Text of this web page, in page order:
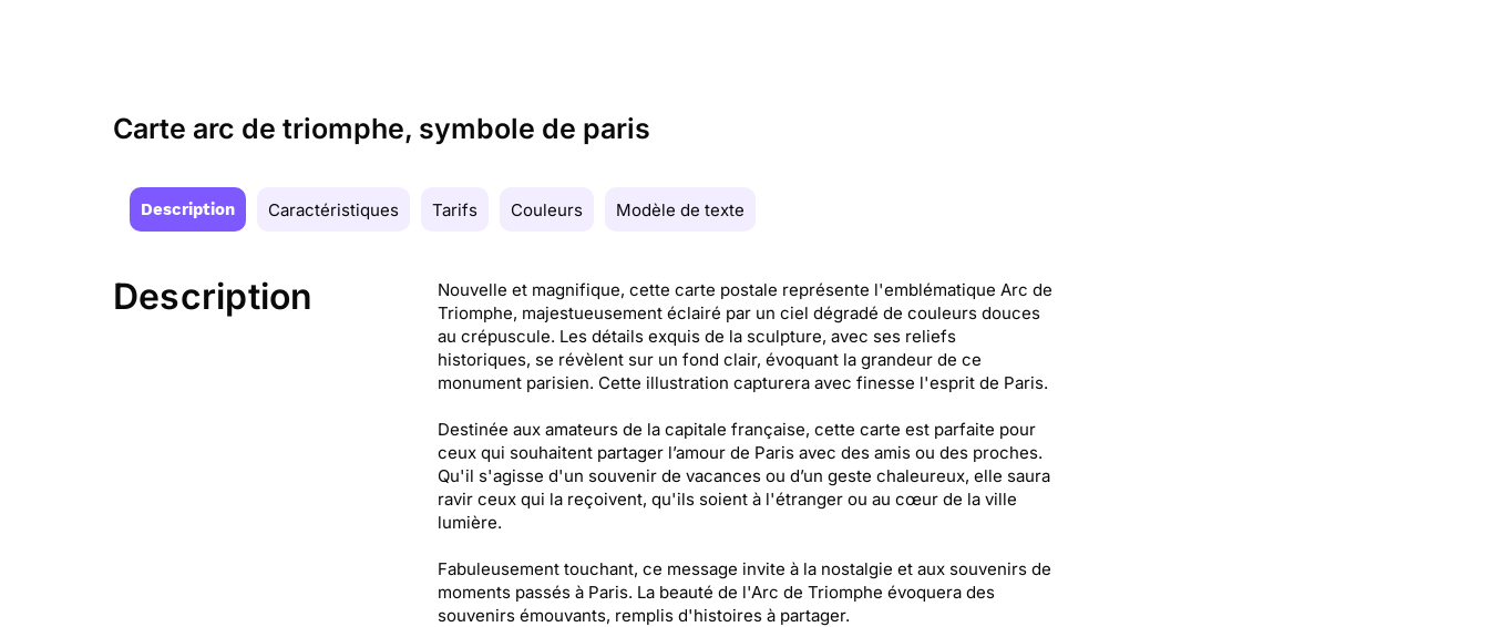
Carte arc de triomphe, symbole de paris
Description Caractéristiques Tarifs Couleurs Modèle de texte
Description
Nouvelle et magnifique, cette carte postale représente l'emblématique Arc de
Triomphe, majestueusement éclairé par un ciel dégradé de couleurs douces
au crépuscule. Les détails exquis de la sculpture, avec ses reliefs
historiques, se révèlent sur un fond clair, évoquant la grandeur de ce
monument parisien. Cette illustration capturera avec finesse l'esprit de Paris.
Destinée aux amateurs de la capitale française, cette carte est parfaite pour
ceux qui souhaitent partager l’amour de Paris avec des amis ou des proches.
Qu'il s'agisse d'un souvenir de vacances ou d’un geste chaleureux, elle saura
ravir ceux qui la reçoivent, qu'ils soient à l'étranger ou au cœur de la ville
lumière.
Fabuleusement touchant, ce message invite à la nostalgie et aux souvenirs de
moments passés à Paris. La beauté de l'Arc de Triomphe évoquera des
souvenirs émouvants, remplis d'histoires à partager.